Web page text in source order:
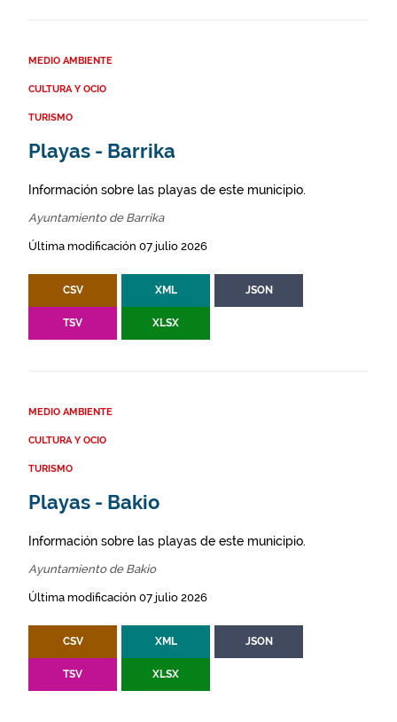
MEDIO AMBIENTE
CULTURA Y OCIO
TURISMO
Playas - Barrika
Información sobre las playas de este municipio.
Ayuntamiento de Barrika
Última modificación 07 julio 2026
CSV XML JSON
TSV XLSX
MEDIO AMBIENTE
CULTURA Y OCIO
TURISMO
Playas - Bakio
Información sobre las playas de este municipio.
Ayuntamiento de Bakio
Última modificación 07 julio 2026
CSV XML JSON
TSV XLSX